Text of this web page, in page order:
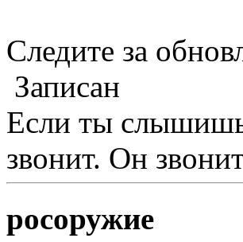
Следите за
Записан
Если ты
звонит. Он
росоружие